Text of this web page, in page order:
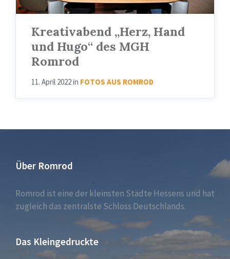
Hugo
Kreativabend „Herz, Hand
und Hugo“ des MGH
Romrod
11. April 2022in FOTOS AUS ROMROD
Über Romrod
Romrod ist eine der kleinsten Städte Hessens und hat
zugleich das zentralste Schloss Deutschlands.
Das Kleingedruckte